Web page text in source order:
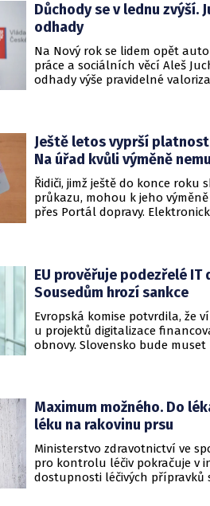
Důchody se v lednu zvýší.
odhady
Na Nový rok se lidem opět
práce a sociálních věcí Aleš
odhady výše pravidelné
Ještě letos vyprší
Na úřad kvůli výměně
Řidiči, jimž ještě do konce
průkazu, mohou k jeho
přes Portál dopravy.
EU prověřuje podezřelé IT
Sousedům hrozí sankce
Evropská komise potvrdila, že
u projektů digitalizace
obnovy. Slovensko bude
nenapraví, může Komise krátit
požadovat vrácení peněz.
Maximum možného. Do
léku na rakovinu prsu
Ministerstvo zdravotnictví ve
pro kontrolu léčiv pokračuje v
dostupnosti léčivých